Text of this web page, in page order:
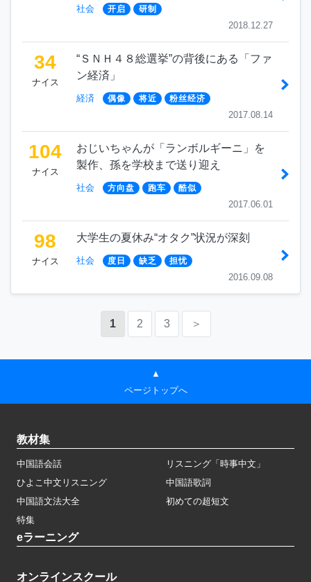
社会 开启 研制
2018.12.27
34
ナイス
“ＳＮＨ４８総選挙”の背後にある「ファ
ン経済」
経済 偶像 将近 粉丝经济
2017.08.14
104
ナイス
おじいちゃんが「ランボルギーニ」を
製作、孫を学校まで送り迎え
社会 方向盘 跑车 酷似
2017.06.01
98
ナイス
大学生の夏休み“オタク”状況が深刻
社会 度日 缺乏 担忧
2016.09.08
1 2 3 ＞
▲
ページトップへ
教材集
中国語会話
リスニング「時事中文」
ひよこ中文リスニング
中国語歌詞
中国語文法大全
初めての超短文
特集
eラーニング
オンラインスクール